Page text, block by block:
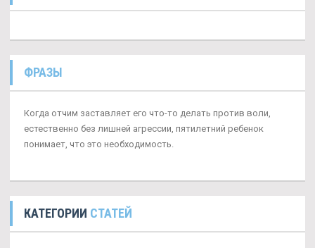
ФРАЗЫ
Когда отчим заставляет его что-то делать против воли,
естественно без лишней агрессии, пятилетний ребенок
понимает, что это необходимость.
КАТЕГОРИИ СТАТЕЙ